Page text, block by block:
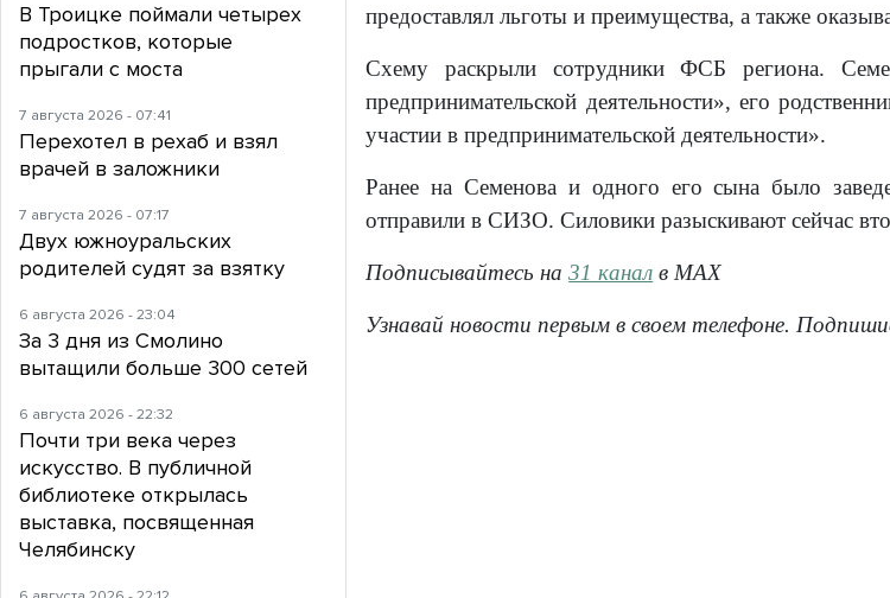
предоставлял льготы и преимущества, а также
Схему раскрыли сотрудники ФСБ региона.
предпринимательской деятельности», его
участии в предпринимательской деятельности».
Ранее на Семенова и одного его сына было
отправили в СИЗО. Силовики разыскивают сейчас
Подписывайтесь на31 канал в МАХ
Узнавай новости первым в своем телефоне.
В Троицке поймали четырех
подростков, которые
прыгали с моста
7 августа 2026 - 07:41
Перехотел в рехаб и взял
врачей в заложники
7 августа 2026 - 07:17
Двух южноуральских
родителей судят за взятку
6 августа 2026 - 23:04
За 3 дня из Смолино
вытащили больше 300 сетей
6 августа 2026 - 22:32
Почти три века через
искусство. В публичной
библиотеке открылась
выставка, посвященная
Челябинску